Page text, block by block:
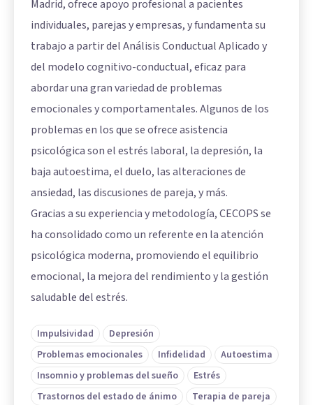
Madrid, ofrece apoyo profesional a pacientes
individuales, parejas y empresas, y fundamenta su
trabajo a partir del Análisis Conductual Aplicado y
del modelo cognitivo-conductual, eficaz para
abordar una gran variedad de problemas
emocionales y comportamentales. Algunos de los
problemas en los que se ofrece asistencia
psicológica son el estrés laboral, la depresión, la
baja autoestima, el duelo, las alteraciones de
ansiedad, las discusiones de pareja, y más.
Gracias a su experiencia y metodología, CECOPS se
ha consolidado como un referente en la atención
psicológica moderna, promoviendo el equilibrio
emocional, la mejora del rendimiento y la gestión
saludable del estrés.
Impulsividad
Depresión
Problemas emocionales
Infidelidad
Autoestima
Insomnio y problemas del sueño
Estrés
Trastornos del estado de ánimo
Terapia de pareja